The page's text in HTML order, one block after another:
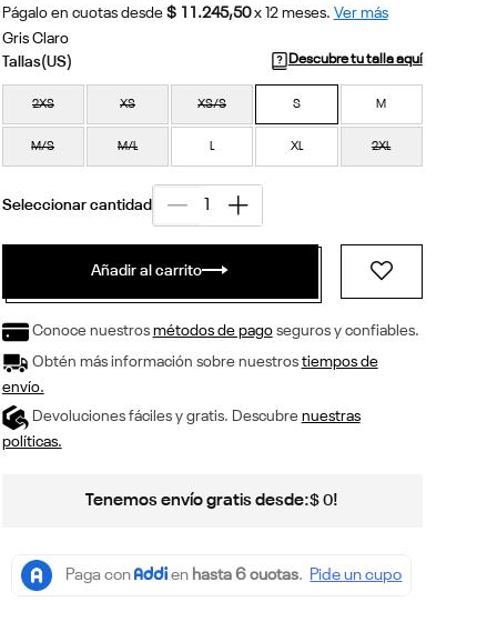
Págalo en cuotas desde $ 11.245,50 x 12meses. Ver más
Gris Claro
Descubre tu talla aquí
2XS XS XS/S S M
M/S M/L L XL 2XL
Añadir al carrito
Conoce nuestros métodos de pagoseguros y confiables.
Obtén más información sobre nuestros tiempos de
envío.
Devoluciones fáciles y gratis. Descubre nuestras
políticas.
Tenemos envío gratis desde:$ 0!